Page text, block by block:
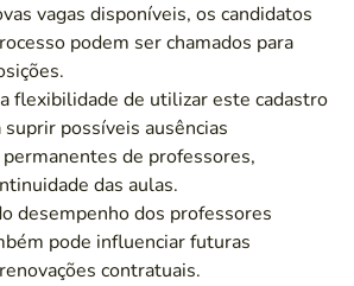
vagas disponíveis, os candidatos
podem ser chamados para
flexibilidade de utilizar este cadastro
possíveis ausências
de professores,
das aulas.
desempenho dos professores
pode influenciar futuras
contratuais.